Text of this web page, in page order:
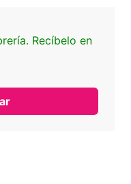
Recíbelo en